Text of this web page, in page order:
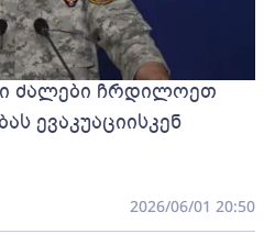
ძალები ჩრდილოეთ
ევაკუაციისკენ
2026/06/01 20:50